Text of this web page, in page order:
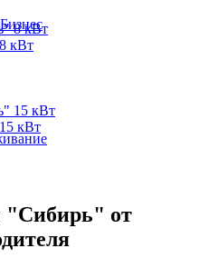
кВт
кВт
от